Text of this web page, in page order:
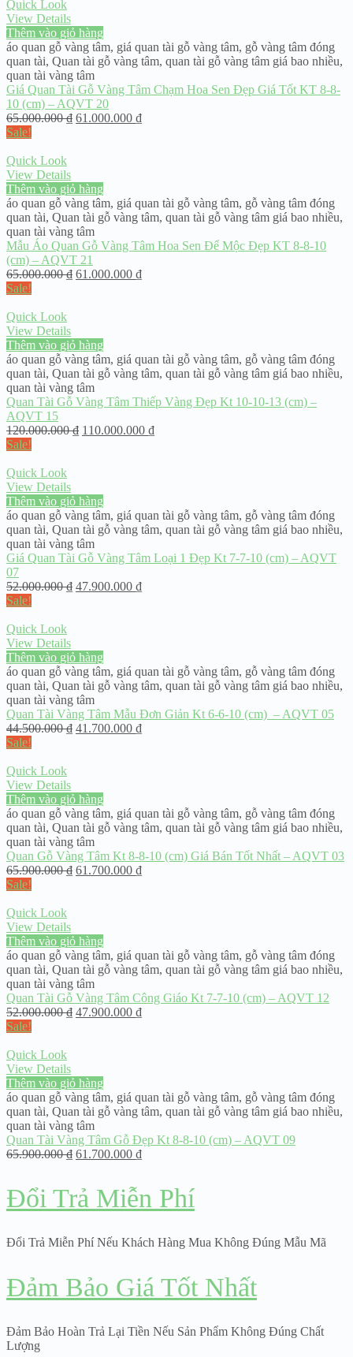
Quick Look
View Details
Thêm vào giỏ hàng
áo quan gỗ vàng tâm, giá quan tài gỗ vàng tâm, gỗ vàng tâm đóng
quan tài, Quan tài gỗ vàng tâm, quan tài gỗ vàng tâm giá bao nhiều,
quan tài vàng tâm
Giá Quan Tài Gỗ Vàng Tâm Chạm Hoa Sen Đẹp Giá Tốt KT 8-8-
10 (cm) – AQVT 20
65.000.000₫ 61.000.000 ₫
Sale!
Quick Look
View Details
Thêm vào giỏ hàng
áo quan gỗ vàng tâm, giá quan tài gỗ vàng tâm, gỗ vàng tâm đóng
quan tài, Quan tài gỗ vàng tâm, quan tài gỗ vàng tâm giá bao nhiều,
quan tài vàng tâm
Mẫu Áo Quan Gỗ Vàng Tâm Hoa Sen Để Mộc Đẹp KT 8-8-10
(cm) – AQVT 21
65.000.000₫ 61.000.000 ₫
Sale!
Quick Look
View Details
Thêm vào giỏ hàng
áo quan gỗ vàng tâm, giá quan tài gỗ vàng tâm, gỗ vàng tâm đóng
quan tài, Quan tài gỗ vàng tâm, quan tài gỗ vàng tâm giá bao nhiều,
quan tài vàng tâm
Quan Tài Gỗ Vàng Tâm Thiếp Vàng Đẹp Kt 10-10-13 (cm) –
AQVT 15
120.000.000₫ 110.000.000 ₫
Sale!
Quick Look
View Details
Thêm vào giỏ hàng
áo quan gỗ vàng tâm, giá quan tài gỗ vàng tâm, gỗ vàng tâm đóng
quan tài, Quan tài gỗ vàng tâm, quan tài gỗ vàng tâm giá bao nhiều,
quan tài vàng tâm
Giá Quan Tài Gỗ Vàng Tâm Loại 1 Đẹp Kt 7-7-10 (cm) – AQVT
07
52.000.000₫ 47.900.000 ₫
Sale!
Quick Look
View Details
Thêm vào giỏ hàng
áo quan gỗ vàng tâm, giá quan tài gỗ vàng tâm, gỗ vàng tâm đóng
quan tài, Quan tài gỗ vàng tâm, quan tài gỗ vàng tâm giá bao nhiều,
quan tài vàng tâm
Quan Tài Vàng Tâm Mẫu Đơn Giản Kt 6-6-10 (cm) – AQVT 05
44.500.000₫ 41.700.000 ₫
Sale!
Quick Look
View Details
Thêm vào giỏ hàng
áo quan gỗ vàng tâm, giá quan tài gỗ vàng tâm, gỗ vàng tâm đóng
quan tài, Quan tài gỗ vàng tâm, quan tài gỗ vàng tâm giá bao nhiều,
quan tài vàng tâm
Quan Gỗ Vàng Tâm Kt 8-8-10 (cm) Giá Bán Tốt Nhất – AQVT 03
65.900.000₫ 61.700.000 ₫
Sale!
Quick Look
View Details
Thêm vào giỏ hàng
áo quan gỗ vàng tâm, giá quan tài gỗ vàng tâm, gỗ vàng tâm đóng
quan tài, Quan tài gỗ vàng tâm, quan tài gỗ vàng tâm giá bao nhiều,
quan tài vàng tâm
Quan Tài Gỗ Vàng Tâm Công Giáo Kt 7-7-10 (cm) – AQVT 12
52.000.000₫ 47.900.000 ₫
Sale!
Quick Look
View Details
Thêm vào giỏ hàng
áo quan gỗ vàng tâm, giá quan tài gỗ vàng tâm, gỗ vàng tâm đóng
quan tài, Quan tài gỗ vàng tâm, quan tài gỗ vàng tâm giá bao nhiều,
quan tài vàng tâm
Quan Tài Vàng Tâm Gỗ Đẹp Kt 8-8-10 (cm) – AQVT 09
65.900.000₫ 61.700.000 ₫
Đổi Trả Miễn Phí
Đổi Trả Miễn Phí Nếu Khách Hàng Mua Không Đúng Mẫu Mã
Đảm Bảo Giá Tốt Nhất
Đảm Bảo Hoàn Trả Lại Tiền Nếu Sản Phẩm Không Đúng Chất
Lượng